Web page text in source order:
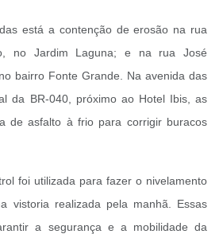
está a contenção de erosão na rua
no Jardim Laguna; e na rua José
bairro Fonte Grande. Na avenida das
da BR-040, próximo ao Hotel Ibis, as
de asfalto à frio para corrigir buracos
foi utilizada para fazer o nivelamento
vistoria realizada pela manhã. Essas
a segurança e a mobilidade da